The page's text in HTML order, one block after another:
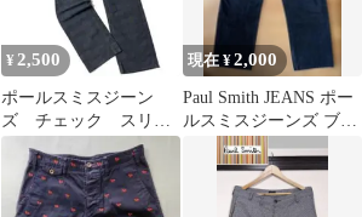
¥ 2,500
ポールスミスジーン
ズ チェック スリム
ストレート カジュア
ルパンツ コットン
現在 ¥2,000
Paul Smith JEANS ポー
ルスミスジーンズ ブラ
ックデニム 40